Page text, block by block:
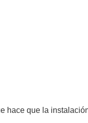
hace que la